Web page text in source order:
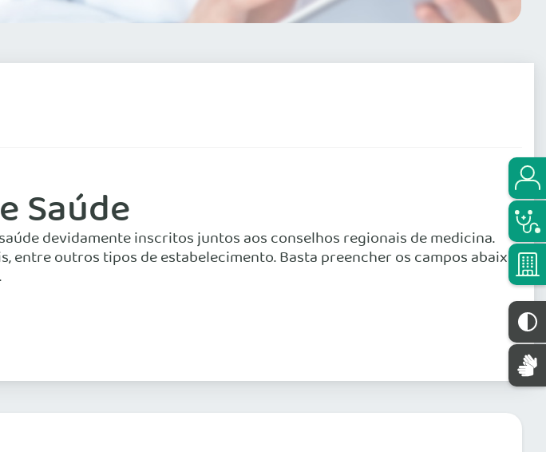
Saúde
devidamente inscritos juntos aos conselhos regionais de medicina.
entre outros tipos de estabelecimento. Basta preencher os campos abaixo.